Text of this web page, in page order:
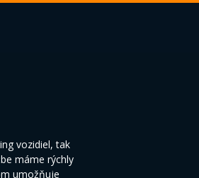
vozidiel, tak
máme rýchly
umožňuje